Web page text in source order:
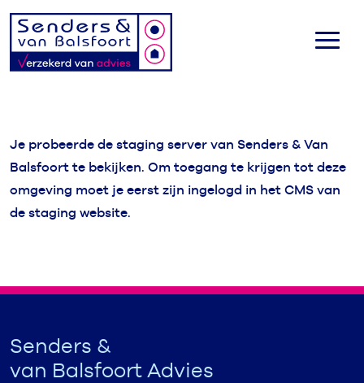
Je probeerde de staging server van Senders & Van
Balsfoort te bekijken. Om toegang te krijgen tot deze
omgeving moet je eerst zijn ingelogd in het CMS van
de staging website.
Senders &
van Balsfoort Advies